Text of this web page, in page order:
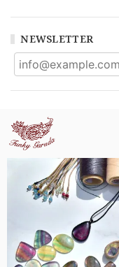
NEWSLETTER